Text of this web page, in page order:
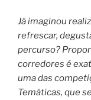
Já imaginou
refrescar,
percurso?
corredores é
uma das
Temáticas, que